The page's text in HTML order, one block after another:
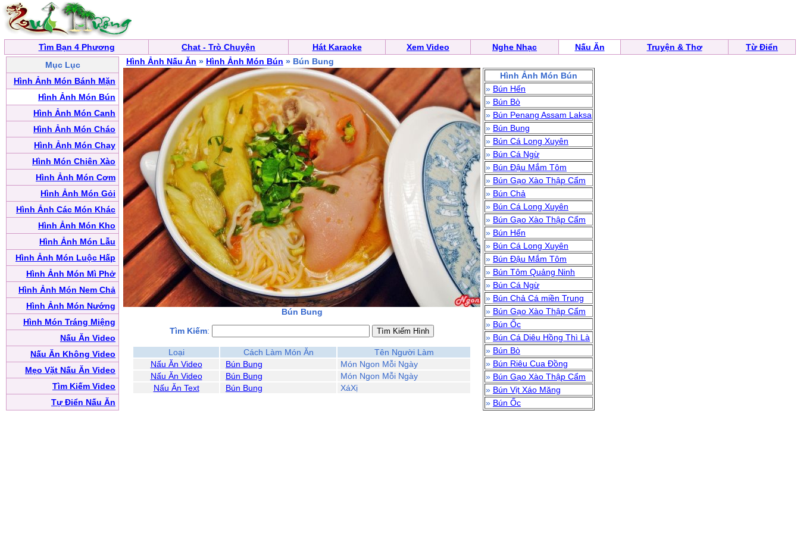
Tìm Bạn 4 Phương Chat - Trò Chuyện Hát Karaoke Xem Video Nghe Nhạc Nấu Ăn Truyện & Thơ
Từ Điển
Mục Lục
Hình Ảnh Món Bánh Mặn
Hình Ảnh Món Bún
Hình Ảnh Món Canh
Hình Ảnh Món Cháo
Hình Ảnh Món Chay
Hình Món Chiên Xào
Hình Ảnh Món Cơm
Hình Ảnh Món Gỏi
Hình Ảnh Các Món Khác
Hình Ảnh Món Kho
Hình Ảnh Món Lẫu
Hình Ảnh Món Luộc Hấp
Hình Ảnh Món Mì Phở
Hình Ảnh Món Nem Chả
Hình Ảnh Món Nướng
Hình Món Tráng Miệng
Nấu Ăn Video
Nấu Ăn Không Video
Mẹo Vặt Nấu Ăn Video
Tìm Kiếm Video
Tự Điển Nấu Ăn
Hình Ảnh Nấu Ăn » Hình Ảnh Món Bún » Bún Bung
Bún Bung
Tìm Kiếm:
Loại Cách Làm Món Ăn
Tên Người Làm
Nấu Ăn Video
Bún Bung
Món Ngon Mỗi Ngày
Nấu Ăn Video
Bún Bung
Món Ngon Mỗi Ngày
Nấu Ăn Text
Bún Bung XáXị
Hình Ảnh Món Bún
» Bún Hến
» Bún Bò
» Bún Penang Assam Laksa
» Bún Bung
» Bún Cá Long Xuyên
» Bún Cá Ngừ
» Bún Đậu Mắm Tôm
» Bún Gạo Xào Thập Cẩm
» Bún Chả
» Bún Cá Long Xuyên
» Bún Gạo Xào Thập Cẩm
» Bún Hến
» Bún Cá Long Xuyên
» Bún Đậu Mắm Tôm
» Bún Tôm Quảng Ninh
» Bún Cá Ngừ
» Bún Chả Cá miền Trung
» Bún Gạo Xào Thập Cẩm
» Bún Ốc
» Bún Cá Diêu Hồng Thì Là
» Bún Bò
» Bún Riêu Cua Đồng
» Bún Gạo Xào Thập Cẩm
» Bún Vịt Xáo Măng
» Bún Ốc